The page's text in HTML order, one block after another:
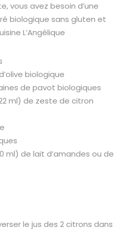
vous avez besoin d’une
biologique sans gluten et
L’Angélique
biologique
de pavot biologiques
ml) de zeste de citron
ml) de lait d’amandes ou de
le jus des 2 citrons dans